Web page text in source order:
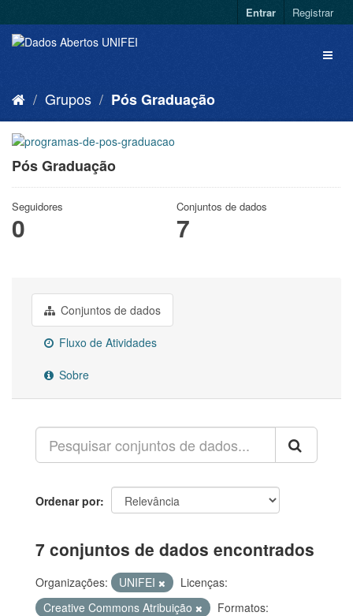
Entrar Registrar
Grupos Pós Graduação
Pós Graduação
Seguidores
0
Conjuntos de dados
7
Conjuntos de dados
Fluxo de Atividades
Sobre
Ordenar por
7 conjuntos de dados encontrados
Organizações: UNIFEI
Licenças:
Creative Commons Atribuição
Formatos: